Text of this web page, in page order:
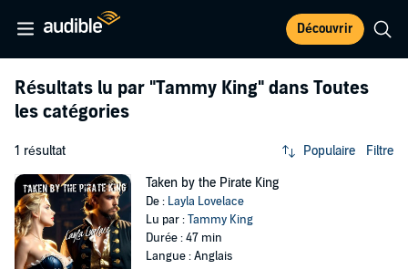
Découvrir
Résultats lu par "Tammy King" dans Toutes
les catégories
1 résultat Populaire Filtre
Taken by the Pirate King
De : Layla Lovelace
Lu par :Tammy King
Durée : 47 min
Langue : Anglais